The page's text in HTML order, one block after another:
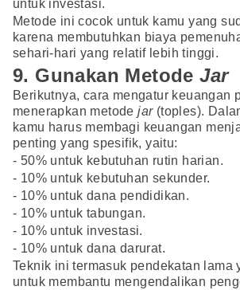
untuk investasi.
Metode ini cocok untuk kamu yang
karena membutuhkan biaya
sehari-hari yang relatif lebih tinggi.
9. Gunakan MetodeJar
Berikutnya, cara mengatur keuangan
menerapkan metodejar(toples).
kamu harus membagi keuangan
penting yang spesifik, yaitu:
- 50% untuk kebutuhan rutin harian.
- 10% untuk kebutuhan sekunder.
- 10% untuk dana pendidikan.
- 10% untuk tabungan.
- 10% untuk investasi.
- 10% untuk dana darurat.
Teknik ini termasuk pendekatan lama
untuk membantu mengendalikan